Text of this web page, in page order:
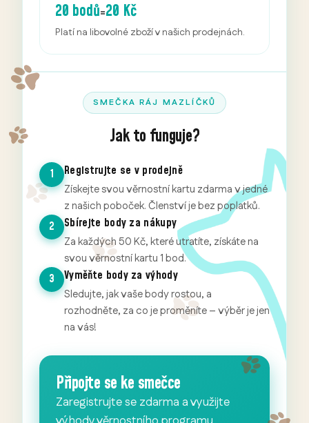
20 bodů=20 Kč
Platí na libovolné zboží v našich prodejnách.
SMEČKA RÁJ MAZLÍČKŮ
Jak to funguje?
1 Registrujte se v prodejně
Získejte svou věrnostní kartu zdarma v jedné
z našich poboček. Členství je bez poplatků.
2
Sbírejte body za nákupy
Za každých 50 Kč, které utratíte, získáte na
svou věrnostní kartu 1 bod.
3
Vyměňte body za výhody
Sledujte, jak vaše body rostou, a
rozhodněte, za co je proměníte – výběr je jen
na vás!
Připojte se ke smečce
Zaregistrujte se zdarma a využijte